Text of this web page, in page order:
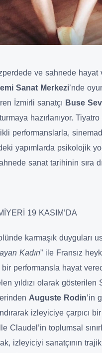
ve sahnede hayat
Sanat Merkezi’nde
İzmirli sanatçı Buse
hazırlanıyor.
performanslarla,
yapımlarda psikolojik
sanat tarihinin sıra
19 KASIM’DA
karmaşık duyguları
Kadın” ile Fransız
performansla hayat
yıldızı olarak
Auguste Rodin’in
izleyiciye çarpıcı
Claudel’in toplumsal
izleyiciyi sanatçının